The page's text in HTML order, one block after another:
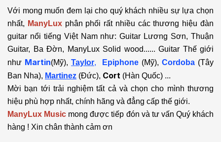
Với mong muốn đem lại cho quý khách nhiều sự lựa chọn
nhất, ManyLux phân phối rất nhiều các thương hiệu đàn
guitar nổi tiếng Việt Nam như: Guitar Lương Sơn, Thuận
Guitar, Ba Đờn, ManyLux Solid wood...... Guitar Thế giới
như Martin(Mỹ), Taylor, Epiphone (Mỹ), Cordoba (Tây
Ban Nha), Martinez (Đức), Cort (Hàn Quốc) ...
Mời bạn tới trải nghiệm tất cả và chọn cho mình thương
hiệu phù hợp nhất, chính hãng và đẳng cấp thế giới.
ManyLux Music mong được tiếp đón và tư vấn Quý khách
hàng ! Xin chân thành cảm ơn